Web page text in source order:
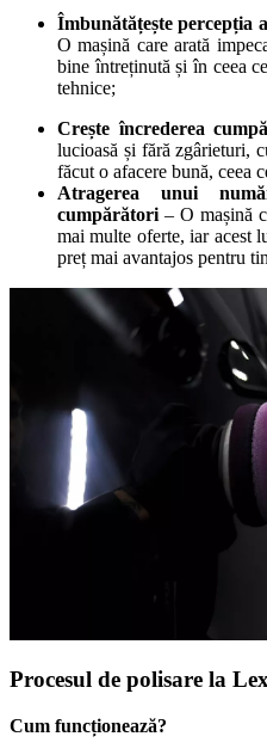
Îmbunătățește percepția
O mașină care arată
bine întreținută și în ceea
tehnice;
Crește încrederea
lucioasă și fără zgârieturi,
făcut o afacere bună, ceea
Atragerea unui
cumpărători – O mașină
mai multe oferte, iar acest
preț mai avantajos pentru
Procesul de polisare la
Cum funcționează?